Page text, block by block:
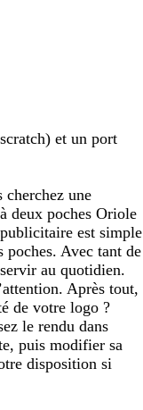
et un port
cherchez une
deux poches Oriole
est simple
Avec tant de
au quotidien.
Après tout,
de votre logo ?
le rendu dans
puis modifier sa
disposition si